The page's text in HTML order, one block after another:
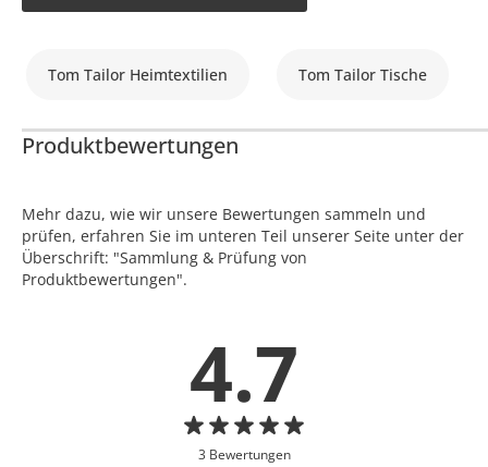
Tom Tailor Heimtextilien Tom Tailor Tische
Produktbewertungen
Mehr dazu, wie wir unsere Bewertungen sammeln und
prüfen, erfahren Sie im unteren Teil unserer Seite unter der
Überschrift: "Sammlung & Prüfung von
Produktbewertungen".
4.7
3 Bewertungen